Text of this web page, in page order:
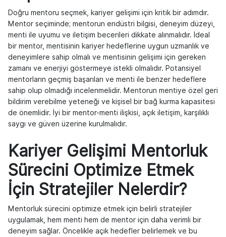
Doğru mentoru seçmek, kariyer gelişimi için kritik bir adımdır.
Mentor seçiminde; mentorun endüstri bilgisi, deneyim düzeyi,
menti ile uyumu ve iletişim becerileri dikkate alınmalıdır. İdeal
bir mentor, mentisinin kariyer hedeflerine uygun uzmanlık ve
deneyimlere sahip olmalı ve mentisinin gelişimi için gereken
zamanı ve enerjiyi göstermeye istekli olmalıdır. Potansiyel
mentorların geçmiş başarıları ve menti ile benzer hedeflere
sahip olup olmadığı incelenmelidir. Mentorun mentiye özel geri
bildirim verebilme yeteneği ve kişisel bir bağ kurma kapasitesi
de önemlidir. İyi bir mentor-menti ilişkisi, açık iletişim, karşılıklı
saygı ve güven üzerine kurulmalıdır.
Kariyer Gelişimi Mentorluk
Sürecini Optimize Etmek
İçin Stratejiler Nelerdir?
Mentorluk sürecini optimize etmek için belirli stratejiler
uygulamak, hem menti hem de mentor için daha verimli bir
deneyim sağlar. Öncelikle açık hedefler belirlemek ve bu